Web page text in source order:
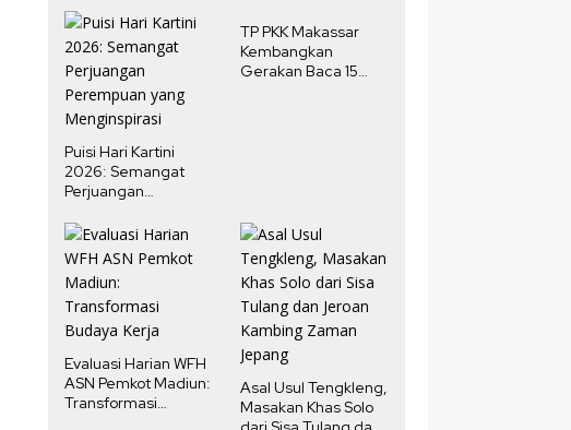
Puisi Hari Kartini
2026: Semangat
Perjuangan
Menginspirasi
TP PKK Makassar
Kembangkan
Gerakan Baca 15
Evaluasi Harian WFH
ASN Pemkot Madiun:
Transformasi
Asal Usul Tengkleng,
Masakan Khas Solo